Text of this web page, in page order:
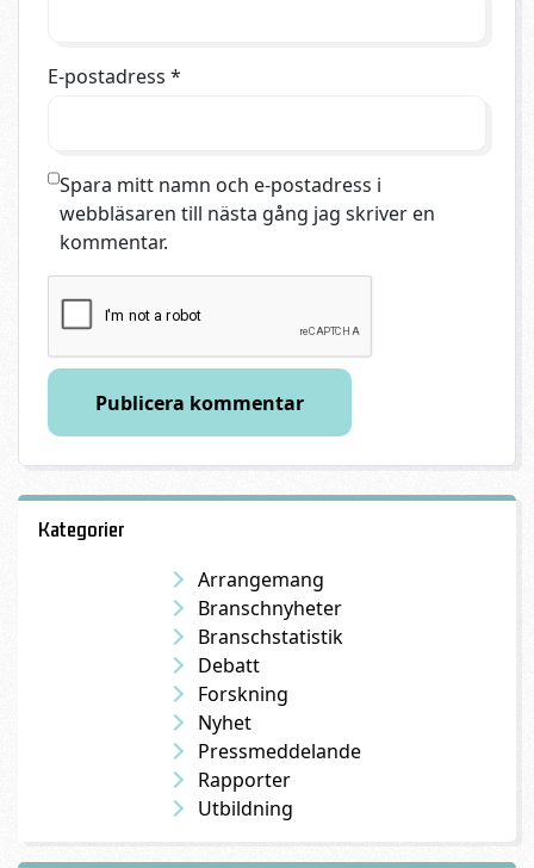
E-postadress *
Spara mitt namn och e-postadress i
webbläsaren till nästa gång jag skriver en
kommentar.
Kategorier
Arrangemang
Branschnyheter
Branschstatistik
Debatt
Forskning
Nyhet
Pressmeddelande
Rapporter
Utbildning